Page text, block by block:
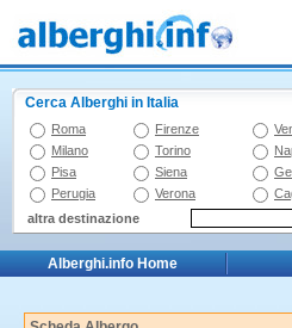
Cerca Alberghi in Italia
Roma Firenze
Milano
Torino
Pisa
Siena
Perugia
Verona
altra destinazione
Alberghi.info Home